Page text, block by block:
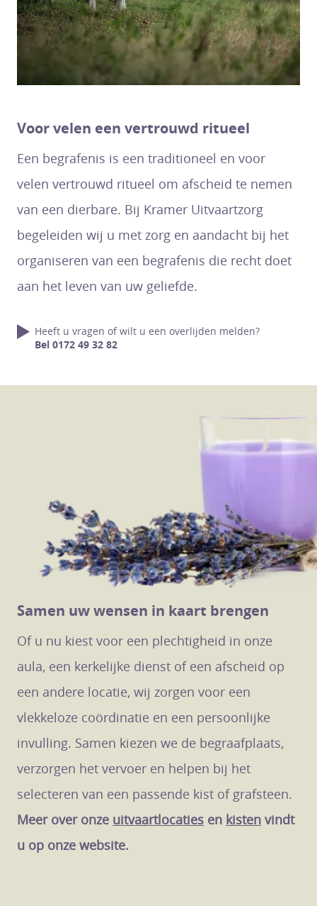
Voor velen een vertrouwd ritueel
Een begrafenis is een traditioneel en voor
velen vertrouwd ritueel om afscheid te nemen
van een dierbare. Bij Kramer Uitvaartzorg
begeleiden wij u met zorg en aandacht bij het
organiseren van een begrafenis die recht doet
aan het leven van uw geliefde.
Heeft u vragen of wilt u een overlijden melden?
Bel 0172 49 32 82
Samen uw wensen in kaart brengen
Of u nu kiest voor een plechtigheid in onze
aula, een kerkelijke dienst of een afscheid op
een andere locatie, wij zorgen voor een
vlekkeloze coördinatie en een persoonlijke
invulling. Samen kiezen we de begraafplaats,
verzorgen het vervoer en helpen bij het
selecteren van een passende kist of grafsteen.
Meer over onze uitvaartlocaties en kisten vindt
u op onze website.